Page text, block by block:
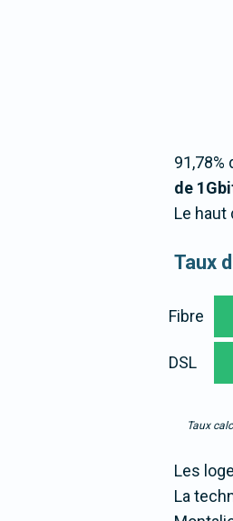
de
Le haut
Taux
Fibre
DSL
Taux
Les
La